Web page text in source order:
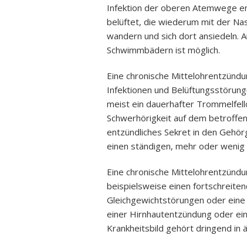
Infektion der oberen Atemwege
belüftet, die wiederum mit der
wandern und sich dort ansiedeln.
Schwimmbädern ist möglich.
Eine chronische
Infektionen und
meist ein dauerhafter
Schwerhörigkeit auf dem
entzündliches Sekret in den
einen ständigen, mehr oder
Eine chronische
beispielsweise einen
Gleichgewichtstörungen oder eine
einer Hirnhautentzündung oder
Krankheitsbild gehört dringend in